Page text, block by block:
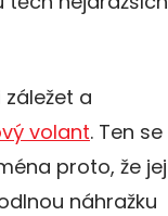
a
volant. Ten se
proto, že jej
náhražku